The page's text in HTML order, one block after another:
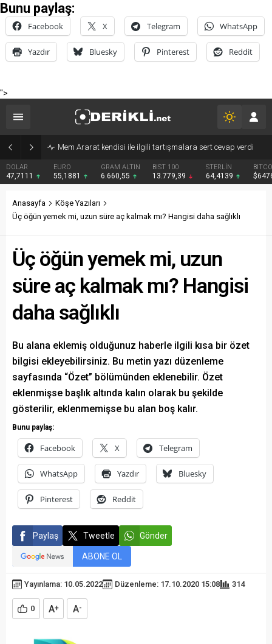
Bunu paylaş:
Facebook X Telegram WhatsApp
Yazdır Bluesky Pinterest Reddit
">
EURO
55,1881
GRAM ALTIN
6.660,55
BIST 100
13.779,39
STERLİN
64,4139
BITCOIN
$64763
BNB
Anasayfa
Köşe Yazıları
Üç öğün yemek mi, uzun süre aç kalmak mı? Hangisi daha sağlıklı
Üç öğün yemek mi, uzun
süre aç kalmak mı? Hangisi
daha sağlıklı
Bu alana eklemiş olduğunuz haberle ilgili kısa bir özet
bilgisi ekleyebilirsiniz. Bu metin yazı düzenleme
sayfasında “Özet” bölümünden eklenebilir. Özet
eklenmişse başlık altında kalın olarak bu şekilde
gösterilir, eklenmemişse bu alan boş kalır.
Bunu paylaş:
Facebook X Telegram
WhatsApp Yazdır Bluesky
Pinterest Reddit
Paylaş Tweetle Gönder
ABONE OL
Yayınlama: 10.05.2022 Düzenleme: 17.10.2020 15:08 314
0 A+ A-